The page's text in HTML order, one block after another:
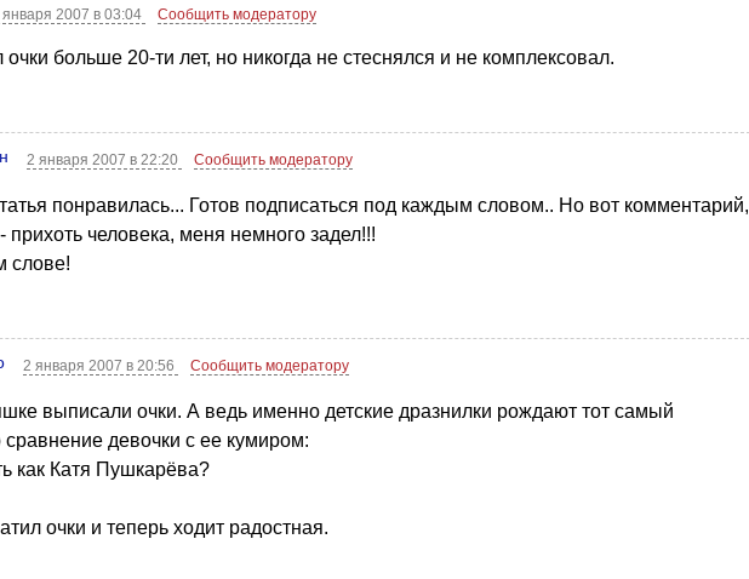
января 2007 в 03:04 Сообщить модератору
больше 20-ти лет, но никогда не стеснялся и не комплексовал.
2 января 2007 в 22:20 Сообщить модератору
понравилась... Готов подписаться под каждым словом.. Но вот комментарий,
прихоть человека, меня немного задел!!!
слове!
2 января 2007 в 20:56 Сообщить модератору
выписали очки. А ведь именно детские дразнилки рождают тот самый
девочки с ее кумиром:
как Катя Пушкарёва?
очки и теперь ходит радостная.